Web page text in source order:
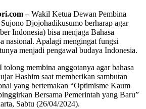
–Wakil Ketua Dewan Pembina
Djojohadikusumo berharap agar
Indonesia) bisa menjaga Bahasa
nasional. Apalagi mengingat fungsi
menjadi pengawal budaya Indonesia.
membina anggotanya agar bahasa
Hashim saat memberikan sambutan
yang bertemakan “Optimisme Kaum
Bersama Pemerintah yang Baru”
Sabtu (26/04/2024).